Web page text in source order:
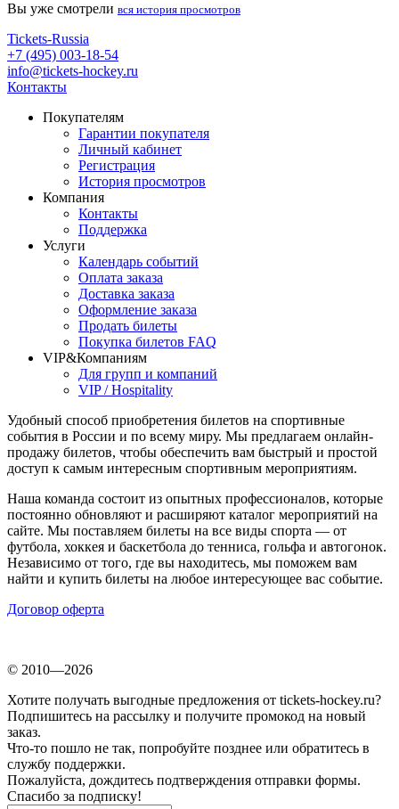
Вы уже смотрели вся история просмотров
Tickets-Russia
+7 (495) 003-18-54
info@tickets-hockey.ru
Контакты
Покупателям
Гарантии покупателя
Личный кабинет
Регистрация
История просмотров
Компания
Контакты
Поддержка
Услуги
Календарь событий
Оплата заказа
Доставка заказа
Оформление заказа
Продать билеты
Покупка билетов FAQ
VIP&Компаниям
Для групп и компаний
VIP / Hospitality
Удобный способ приобретения билетов на спортивные
события в России и по всему миру. Мы предлагаем онлайн-
продажу билетов, чтобы обеспечить вам быстрый и простой
доступ к самым интересным спортивным мероприятиям.
Наша команда состоит из опытных профессионалов, которые
постоянно обновляют и расширяют каталог мероприятий на
сайте. Мы поставляем билеты на все виды спорта — от
футбола, хоккея и баскетбола до тенниса, гольфа и автогонок.
Независимо от того, где вы находитесь, мы поможем вам
найти и купить билеты на любое интересующее вас событие.
Договор оферта
© 2010—2026
Хотите получать выгодные предложения от tickets-hockey.ru?
Подпишитесь на рассылку и получите промокод на новый
заказ.
Что-то пошло не так, попробуйте позднее или обратитесь в
службу поддержки.
Пожалуйста, дождитесь подтверждения отправки формы.
Спасибо за подписку!